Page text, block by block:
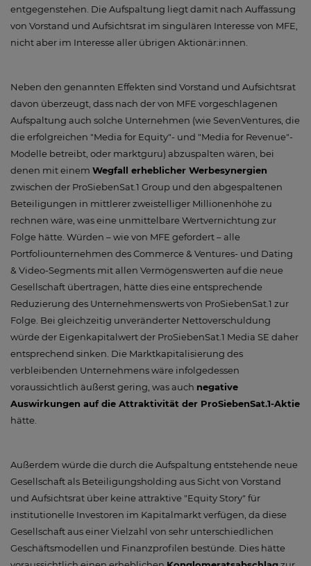
entgegenstehen. Die Aufspaltung liegt damit nach Auffassung
von Vorstand und Aufsichtsrat im singulären Interesse von MFE,
nicht aber im Interesse aller übrigen Aktionär:innen.
Neben den genannten Effekten sind Vorstand und Aufsichtsrat
davon überzeugt, dass nach der von MFE vorgeschlagenen
Aufspaltung auch solche Unternehmen (wie SevenVentures, die
die erfolgreichen "Media for Equity"- und "Media for Revenue"-
Modelle betreibt, oder marktguru) abzuspalten wären, bei
denen mit einem Wegfall erheblicher Werbesynergien
zwischen der ProSiebenSat.1 Group und den abgespaltenen
Beteiligungen in mittlerer zweistelliger Millionenhöhe zu
rechnen wäre, was eine unmittelbare Wertvernichtung zur
Folge hätte. Würden – wie von MFE gefordert – alle
Portfoliounternehmen des Commerce & Ventures- und Dating
& Video-Segments mit allen Vermögenswerten auf die neue
Gesellschaft übertragen, hätte dies eine entsprechende
Reduzierung des Unternehmenswerts von ProSiebenSat.1 zur
Folge. Bei gleichzeitig unveränderter Nettoverschuldung
würde der Eigenkapitalwert der ProSiebenSat.1 Media SE daher
entsprechend sinken. Die Marktkapitalisierung des
verbleibenden Unternehmens wäre infolgedessen
voraussichtlich äußerst gering, was auch negative
Auswirkungen auf die Attraktivität der ProSiebenSat.1-Aktie
hätte.
Außerdem würde die durch die Aufspaltung entstehende neue
Gesellschaft als Beteiligungsholding aus Sicht von Vorstand
und Aufsichtsrat über keine attraktive "Equity Story" für
institutionelle Investoren im Kapitalmarkt verfügen, da diese
Gesellschaft aus einer Vielzahl von sehr unterschiedlichen
Geschäftsmodellen und Finanzprofilen bestünde. Dies hätte